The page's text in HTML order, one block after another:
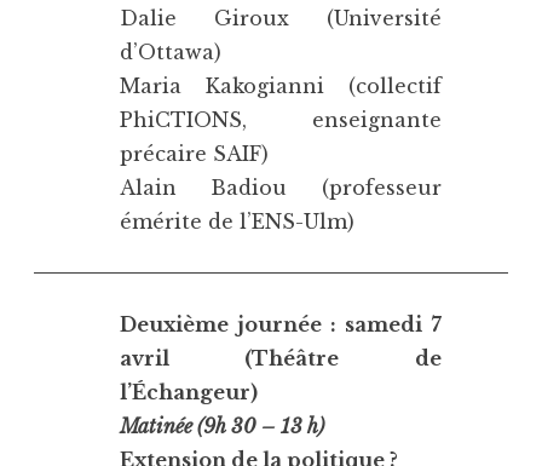
Dalie Giroux (Université
d’Ottawa)
Maria Kakogianni (collectif
PhiCTIONS, enseignante
précaire SAIF)
Alain Badiou (professeur
émérite de l’ENS-Ulm)
Deuxième journée : samedi 7
avril (Théâtre de
l’Échangeur)
Matinée (9h 30 – 13 h)
Extension de la politique ?